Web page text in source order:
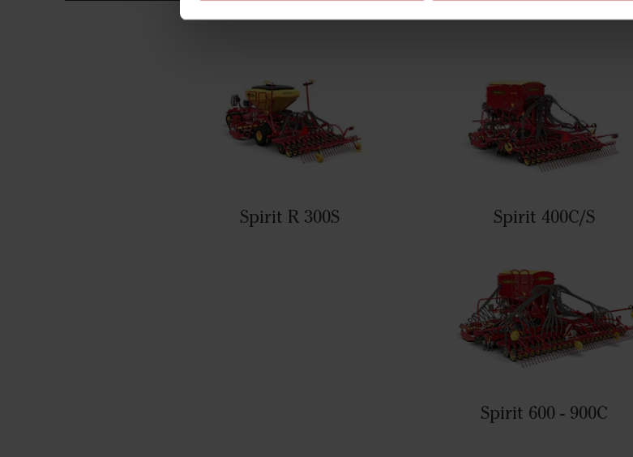
Spirit R 300S Spirit 400C/S
Spirit 600 - 900C